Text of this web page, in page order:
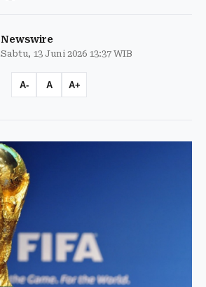
Newswire
Sabtu, 13 Juni 2026 13:37 WIB
A- A A+